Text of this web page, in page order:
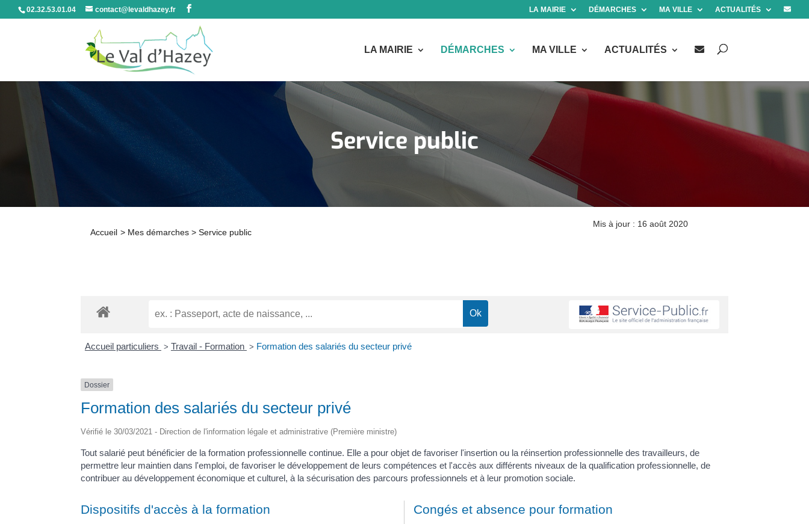
02.32.53.01.04 contact@levaldhazey.fr LA MAIRIE DÉMARCHES MA VILLE ACTUALITÉS
LA MAIRIE DÉMARCHES MA VILLE ACTUALITÉS
Service public
Accueil > Mes démarches > Service public
Mis à jour : 16 août 2020
Accueil particuliers > Travail - Formation > Formation des salariés du secteur privé
Dossier
Formation des salariés du secteur privé
Vérifié le 30/03/2021 - Direction de l'information légale et administrative (Première ministre)
Tout salarié peut bénéficier de la formation professionnelle continue. Elle a pour objet de favoriser l'insertion ou la réinsertion professionnelle des travailleurs, de
permettre leur maintien dans l'emploi, de favoriser le développement de leurs compétences et l'accès aux différents niveaux de la qualification professionnelle, de
contribuer au développement économique et culturel, à la sécurisation des parcours professionnels et à leur promotion sociale.
Dispositifs d'accès à la formation Congés et absence pour formation